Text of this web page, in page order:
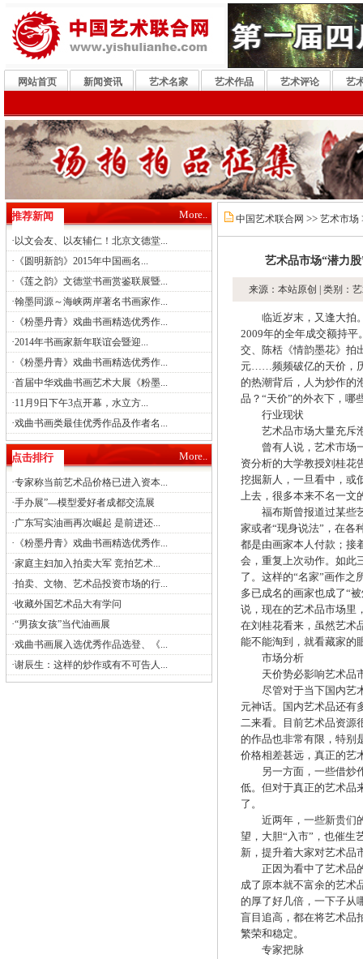
网站首页 新闻资讯 艺术名家 艺术作品 艺术评论 艺
推荐新闻 More..
· 以文会友、以友辅仁！北京文德堂...
· 《圆明新韵》2015年中国画名...
· 《莲之韵》文德堂书画赏鉴联展暨...
·翰墨同源～海峡两岸著名书画家作...
· 《粉墨丹青》戏曲书画精选优秀作...
·2014年书画家新年联谊会暨迎...
· 《粉墨丹青》戏曲书画精选优秀作...
·首届中华戏曲书画艺术大展《粉墨...
·11月9日下午3点开幕，水立方...
·戏曲书画类最佳优秀作品及作者名...
点击排行 More..
·专家称当前艺术品价格已进入资本...
·手办展”—模型爱好者成都交流展
·广东写实油画再次崛起 是前进还...
· 《粉墨丹青》戏曲书画精选优秀作...
·家庭主妇加入拍卖大军 竞拍艺术...
·拍卖、文物、艺术品投资市场的行...
·收藏外国艺术品大有学问
·“男孩女孩”当代油画展
·戏曲书画展入选优秀作品选登、《...
·谢辰生：这样的炒作或有不可告人...
中国艺术联合网 >> 艺术市场
艺术品市场“潜力
来源：本站原创 | 类别：
临近岁末，又逢大拍。
2009年的全年成交额持平
交、陈栝《情韵墨花》拍
元……频频破亿的天价，
的热潮背后，人为炒作的
品？“天价”的外衣下，哪
行业现状
艺术品市场大量充斥
曾有人说，艺术市场一
资分析的大学教授刘桂花
挖掘新人，一旦看中，或
上去，很多本来不名一文
福布斯曾报道过某些艺
家或者“现身说法”，在各
都是由画家本人付款；接
会，重复上次动作。如此
了。这样的“名家”画作之
多已成名的画家也成了“
说，现在的艺术品市场里
在刘桂花看来，虽然艺术
能不能淘到，就看藏家的
市场分析
天价势必影响艺术品
尽管对于当下国内艺术
元神话。国内艺术品还有
二来看。目前艺术品资源
的作品也非常有限，特别
价格相差甚远，真正的艺
另一方面，一些借炒作
低。但对于真正的艺术品
了。
近两年，一些新贵们的
望，大胆“入市”，也催生
新，提升着大家对艺术品
正因为看中了艺术品的
成了原本就不富余的艺术
的厚了好几倍，一下子从
盲目追高，都在将艺术品
繁荣和稳定。
专家把脉